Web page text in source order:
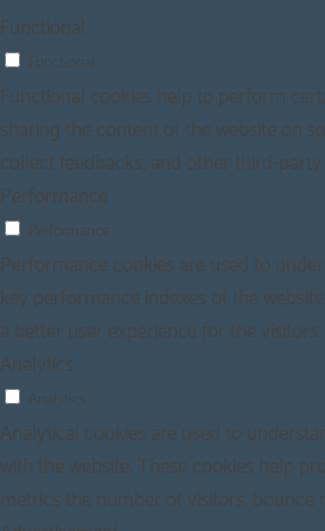
Functional
Functional
Functional cookies help to perform
sharing the content of the website on
collect feedbacks, and other third-party
Performance
Performance
Performance cookies are used to
key performance indexes of the
a better user experience for the visitors.
Analytics
Analytics
Analytical cookies are used to
with the website. These cookies help
metrics the number of visitors, bounce